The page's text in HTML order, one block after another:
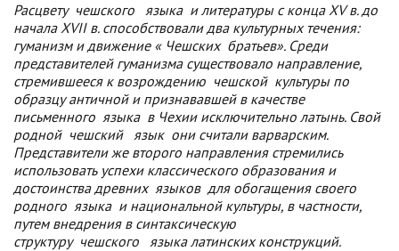
Расцвету чешского языка и литературы с конца XV в. до
начала XVII в. способствовали два культурных течения:
гуманизм и движение «Чешских братьев». Среди
представителей гуманизма существовало направление,
стремившееся к возрождению чешской культуры по
образцу античной и признававшей в качестве
письменного языка в Чехии исключительно латынь. Свой
родной чешский язык они считали варварским.
Представители же второго направления стремились
использовать успехи классического образования и
достоинства древних языков для обогащения своего
родного языка и национальной культуры, в частности,
путем внедрения в синтаксическую
структуру чешского языкалатинских конструкций.